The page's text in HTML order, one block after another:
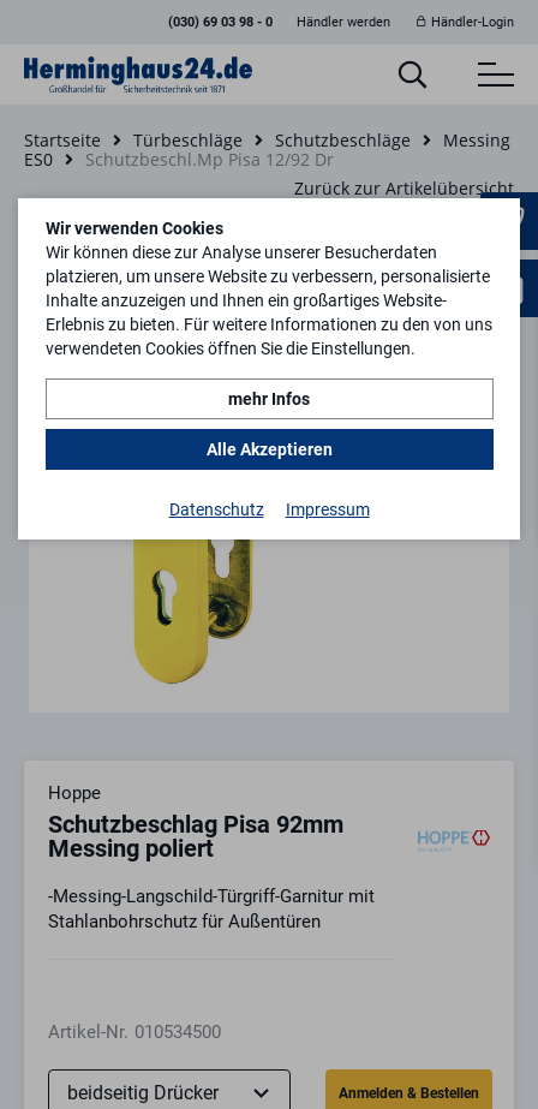
(030) 69 03 98 - 0 Händler werden Händler-Login
Startseite Türbeschläge Schutzbeschläge
Messing
ES0
Schutzbeschl.Mp Pisa 12/92 Dr
Zurück zur Artikelübersicht
Hoppe
Schutzbeschlag Pisa 92mm
Messing poliert
-Messing-Langschild-Türgriff-Garnitur mit
Stahlanbohrschutz für Außentüren
Artikel-Nr. 010534500
Wir verwenden Cookies
Wir können diese zur Analyse unserer Besucherdaten
platzieren, um unsere Website zu verbessern, personalisierte
Inhalte anzuzeigen und Ihnen ein großartiges Website-
Erlebnis zu bieten. Für weitere Informationen zu den von uns
verwendeten Cookies öffnen Sie die Einstellungen.
mehr Infos
Alle Akzeptieren
Datenschutz Impressum